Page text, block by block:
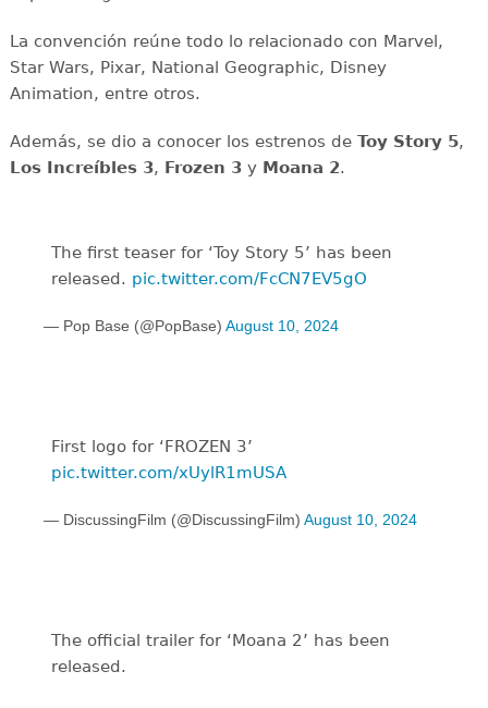
La convención reúne todo lo relacionado con Marvel,
Star Wars, Pixar, National Geographic, Disney
Animation, entre otros.
Además, se dio a conocer los estrenos deToy Story 5,
Los Increíbles 3, Frozen 3y Moana 2.
The first teaser for ‘Toy Story 5’ has been
released. pic.twitter.com/FcCN7EV5gO
— Pop Base (@PopBase) August 10, 2024
First logo for ‘FROZEN 3’
pic.twitter.com/xUylR1mUSA
— DiscussingFilm (@DiscussingFilm) August 10, 2024
The official trailer for ‘Moana 2’ has been
released.